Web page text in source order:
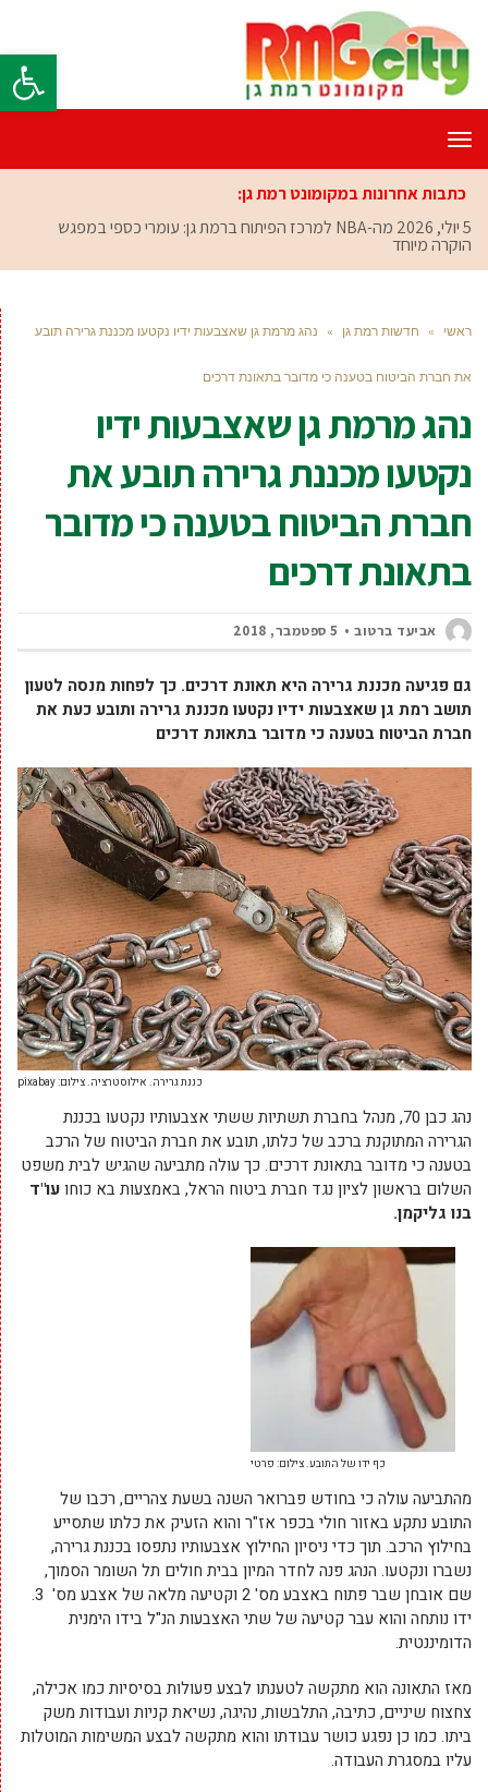
פתח
תפריט
כתבות אחרונות במקומונט רמת גן:
5 יולי, 2026
מה-NBA למרכז הפיתוח ברמת גן: עומרי כספי במפגש
הוקרה מיוחד
ראשי » חדשות רמת גן » נהג מרמת גן שאצבעות ידיו נקטעו מכננת גרירה תובע
את חברת הביטוח בטענה כי מדובר בתאונת דרכים
נהג מרמת גן שאצבעות ידיו
נקטעו מכננת גרירה תובע את
חברת הביטוח בטענה כי מדובר
בתאונת דרכים
אביעד ברטוב 5 ספטמבר, 2018
גם פגיעה מכננת גרירה היא תאונת דרכים. כך לפחות מנסה לטעון
תושב רמת גןשאצבעות ידיו נקטעו מכננת גרירה ותובע כעת את
חברת הביטוח בטענה כי מדובר בתאונת דרכים
כננת גרירה. אילוסטרציה. צילום: pixabay
נהג כבן 70, מנהל בחברת תשתיות ששתי אצבעותיו נקטעו בכננת
הגרירה המתוקנת ברכב של כלתו, תובע את חברת הביטוח של הרכב
בטענה כי מדובר בתאונת דרכים. כך עולה מתביעה שהגיש לבית משפט
השלום בראשון לציון נגד חברת ביטוח הראל, באמצעות בא כוחועו"ד
בנו גליקמן.
כף ידו של התובע. צילום: פרטי
מהתביעה עולה כי בחודש פברואר השנה בשעת צהריים, רכבו של
התובע נתקע באזור חולי בכפר אז"ר והוא הזעיק את כלתו שתסייע
בחילוץ הרכב. תוך כדי ניסיון החילוץ אצבעותיו נתפסו בכננת גרירה,
נשברו ונקטעו. הנהג פנה לחדר המיון בבית חולים תל השומר הסמוך,
שם אובחן שבר פתוח באצבע מס' 2 וקטיעה מלאה של אצבע מס' 3.
ידו נותחה והוא עבר קטיעה של שתי האצבעות הנ"ל בידו הימנית
הדומיננטית.
מאז התאונה הוא מתקשה לטענתו לבצע פעולות בסיסיות כמו אכילה,
צחצוח שיניים, כתיבה, התלבשות, נהיגה, נשיאת קניות ועבודות משק
ביתו. כמו כן נפגע כושר עבודתו והוא מתקשה לבצע המשימות המוטלות
עליו במסגרת העבודה.